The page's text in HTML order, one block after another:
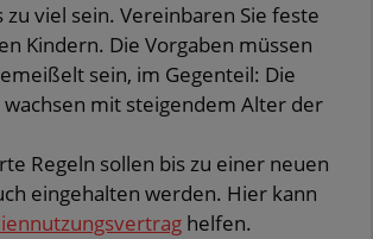
viel sein. Vereinbaren Sie feste
Kindern. Die Vorgaben müssen
sein, im Gegenteil: Die
wachsen mit steigendem Alter der
Regeln sollen bis zu einer neuen
eingehalten werden. Hier kann
helfen.